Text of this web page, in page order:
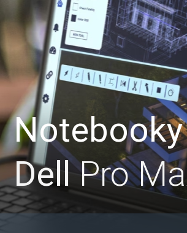
Notebooky
DellPro